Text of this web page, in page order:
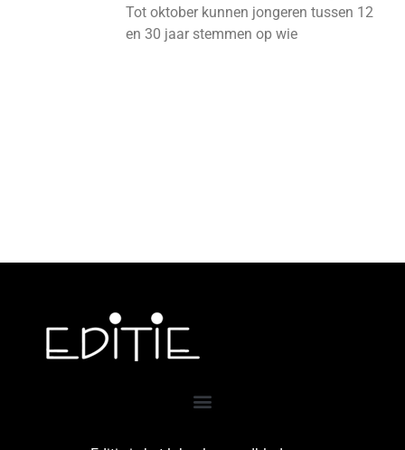
Tot oktober kunnen jongeren tussen 12
en 30 jaar stemmen op wie